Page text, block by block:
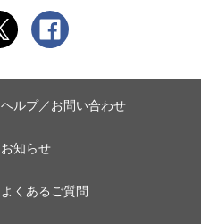
ヘルプ／お問い合わせ
お知らせ
よくあるご質問